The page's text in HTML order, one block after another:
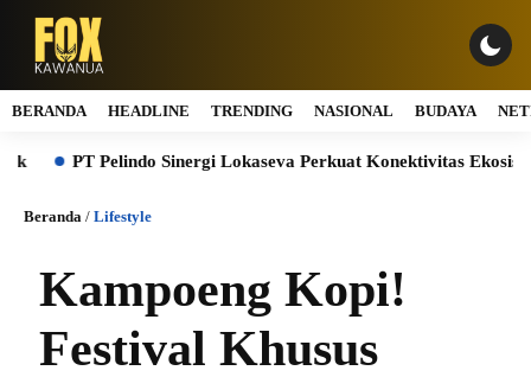
BERANDA HEADLINE TRENDING NASIONAL BUDAYA
PT Pelindo Sinergi Lokaseva Perkuat Konektivitas Ekosistem
Beranda / Lifestyle
Kampoeng Kopi!
Festival Khusus